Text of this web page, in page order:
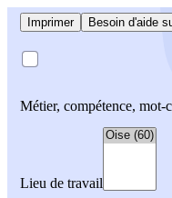
Imprimer Besoin d'aide
Métier, compétence, mot-
Lieu de travail